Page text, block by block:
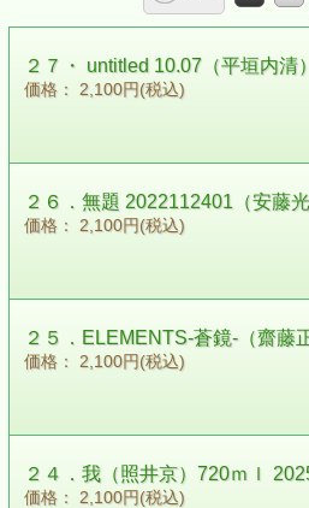
２７・ untitled 10.07（平垣内清
価格： 2,100円(税込)
２６．無題 2022112401（安藤
価格： 2,100円(税込)
２５．ELEMENTS-蒼鏡-（齋藤
価格： 2,100円(税込)
２４．我（照井京）720ｍｌ
価格： 2,100円(税込)